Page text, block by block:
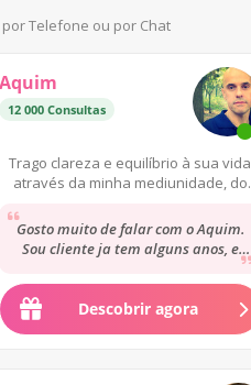
Telefone ou por Chat
Aquim
12 000 Consultas
Trago clareza e equilíbrio à sua vida
através da minha mediunidade, do
Gosto muito de falar com o Aquim.
Sou cliente ja tem alguns anos, e
posso dizer sem margem de dúvidas
que ele...
Descobrir agora